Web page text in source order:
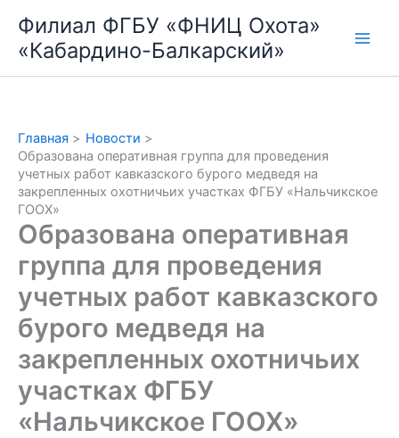
содержимому
Филиал ФГБУ «ФНИЦ Охота»
«Кабардино-Балкарский»
Главная
Новости
Образована оперативная группа для проведения
учетных работ кавказского бурого медведя на
закрепленных охотничьих участках ФГБУ «Нальчикское
ГООХ»
Образована оперативная
группа для проведения
учетных работ кавказского
бурого медведя на
закрепленных охотничьих
участках ФГБУ
«Нальчикское ГООХ»